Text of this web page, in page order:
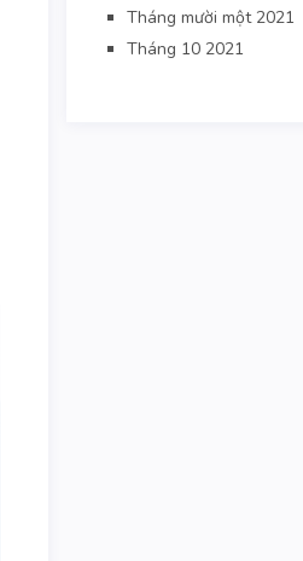
Tháng mười một 2021
Tháng 10 2021